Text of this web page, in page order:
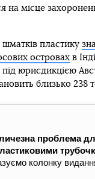
на місце
пластику
островахв
юрисдикцією
близько 238
проблема
колонку